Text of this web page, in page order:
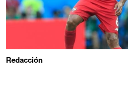
Redacción